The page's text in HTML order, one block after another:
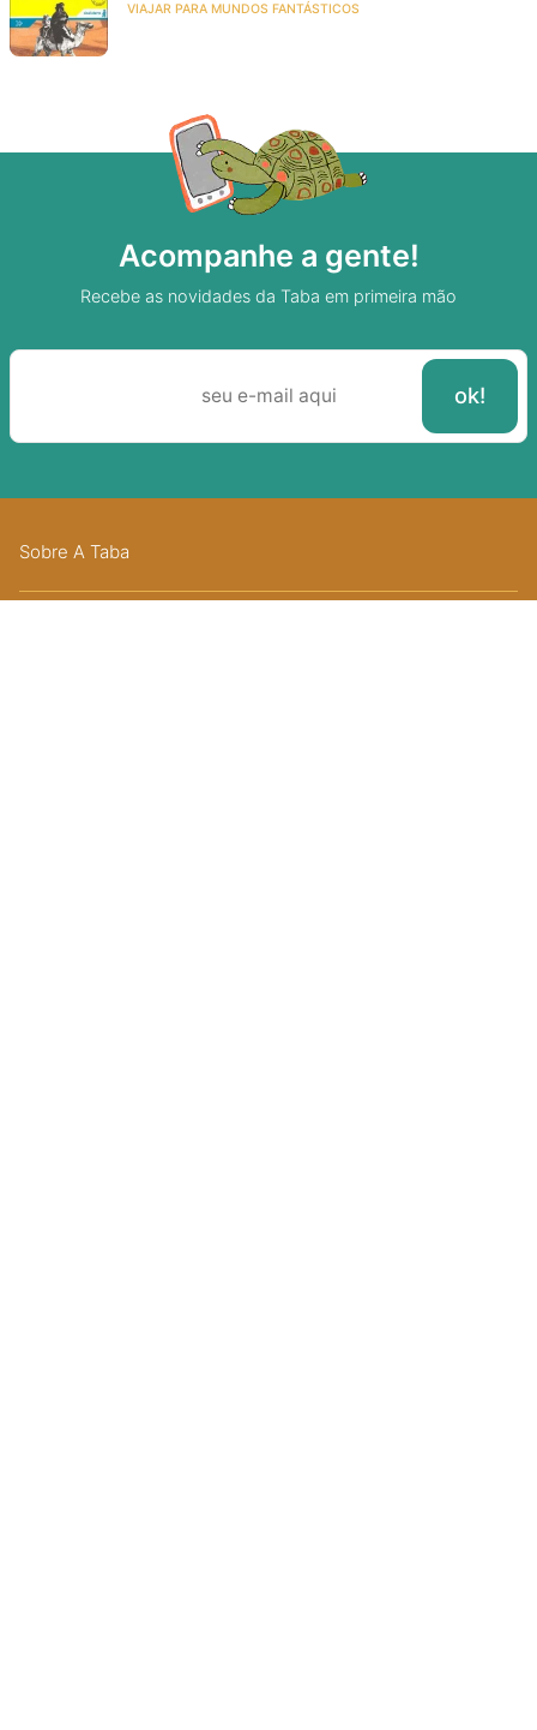
VIAJAR PARA MUNDOS FANTÁSTICOS
Acompanhe a gente!
Recebe as novidades da Taba em primeira mão
Sobre A Taba